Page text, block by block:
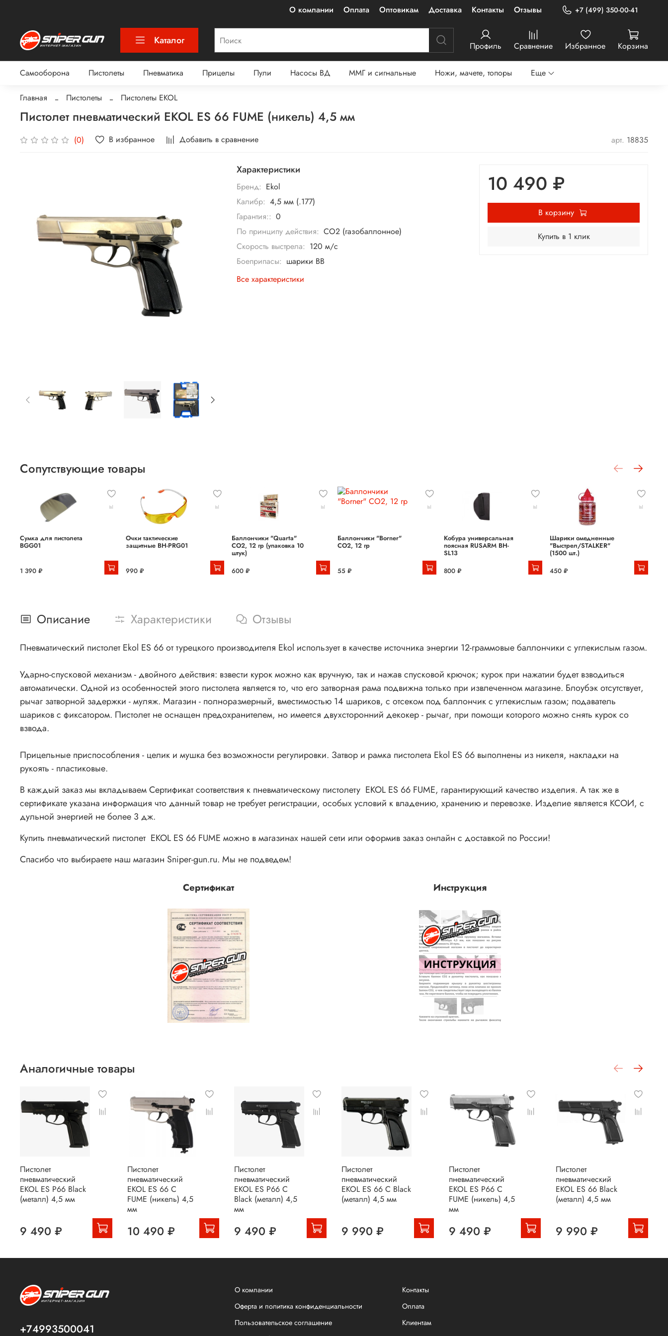
О компании Оплата Оптовикам Доставка Контакты Отзывы +7 (499) 350-00-41
Каталог Профиль Сравнение Избранное Корзина
Самооборона Пистолеты Пневматика Прицелы Пули Насосы ВД ММГ и сигнальные Ножи, мачете, топоры Еще
Главная Пистолеты Пистолеты EKOL
Пистолет пневматический EKOL ES 66 FUME (никель) 4,5 мм
(0) В избранное Добавить в сравнение арт. 18835
Характеристики
Бренд: Ekol
Калибр: 4,5 мм (.177)
Гарантия:: 0
По принципу действия: CO2 (газобаллонное)
Скорость выстрела: 120 м/с
Боеприпасы: шарики BB
Все характеристики
10 490 ₽
В корзину
Купить в 1 клик
Сопутствующие товары
Сумка для пистолета
BGG01
1 390 ₽
Очки тактические
защитные BH-PRG01
990 ₽
Баллончики "Quarta"
СО2, 12 гр (упаковка 10
штук)
600 ₽
Баллончики "Borner"
СО2, 12 гр
55 ₽
Кобура универсальная
поясная RUSARM BH-
SL13
800 ₽
Шарики омедненные
"Выстрел/STALKER"
(1500 шт.)
450 ₽
Описание Характеристики Отзывы
Пневматический пистолет Ekol ES 66 от турецкого производителя Ekol использует в качестве источника энергии 12-граммовые баллончики с углекислым газом.
Ударно-спусковой механизм - двойного действия: взвести курок можно как вручную, так и нажав спусковой крючок; курок при нажатии будет взводиться
автоматически. Одной из особенностей этого пистолета является то, что его затворная рама подвижна только при извлеченном магазине. Блоубэк отсутствует,
рычаг затворной задержки - муляж. Магазин - полноразмерный, вместимостью 14 шариков, с отсеком под баллончик с углекислым газом; подаватель
шариков с фиксатором. Пистолет не оснащен предохранителем, но имеется двухсторонний декокер - рычаг, при помощи которого можно снять курок со
взвода.
Прицельные приспособления - целик и мушка без возможности регулировки. Затвор и рамка пистолета Ekol ES 66 выполнены из никеля, накладки на
рукоять - пластиковые.
В каждый заказ мы вкладываем Сертификат соответствия к пневматическому пистолету EKOL ES 66 FUME, гарантирующий качество изделия. А так же в
сертификате указана информация что данный товар не требует регистрации, особых условий к владению, хранению и перевозке. Изделие является КСОИ, с
дульной энергией не более 3 дж.
Купить пневматический пистолет EKOL ES 66 FUME можно в магазинах нашей сети или оформив заказ онлайн с доставкой по России!
Спасибо что выбираете наш магазин Sniper-gun.ru. Мы не подведем!
Сертификат Инструкция
Аналогичные товары
Пистолет
пневматический
EKOL ES P66 Black
(металл) 4,5 мм
9 490 ₽
Пистолет
пневматический
EKOL ES 66 C
FUME (никель) 4,5
мм
10 490 ₽
Пистолет
пневматический
EKOL ES P66 C
Black (металл) 4,5
мм
9 490 ₽
Пистолет
пневматический
EKOL ES 66 C Black
(металл) 4,5 мм
9 990 ₽
Пистолет
пневматический
EKOL ES P66 C
FUME (никель) 4,5
мм
9 490 ₽
Пистолет
пневматический
EKOL ES 66 Black
(металл) 4,5 мм
9 990 ₽
О компании
Оферта и политика конфиденциальности
Пользовательское соглашение
Контакты
Оплата
Клиентам
+74993500041